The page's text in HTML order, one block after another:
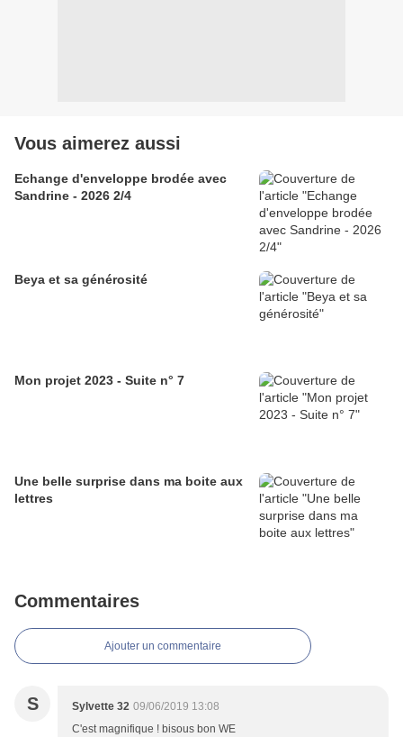
Vous aimerez aussi
Echange d'enveloppe brodée avec
Sandrine - 2026 2/4
Beya et sa générosité
Mon projet 2023 - Suite n° 7
Une belle surprise dans ma boite aux
lettres
Commentaires
Ajouter un commentaire
S Sylvette 32 09/06/2019 13:08
C'est magnifique ! bisous bon WE